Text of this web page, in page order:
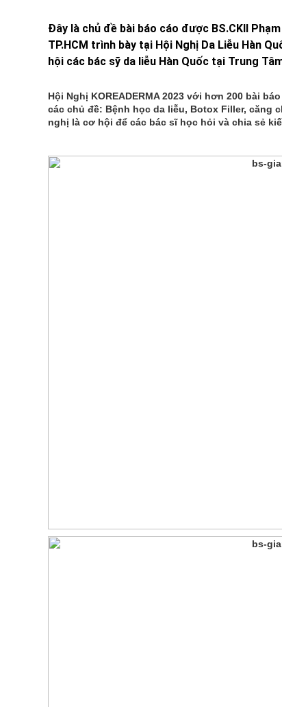
Đây là chủ đề bài báo cáo được BS.CKII
TP.HCM trình bày tại Hội Nghị Da Liễu Hàn
hội các bác sỹ da liễu Hàn Quốc tại Trung
Hội Nghị KOREADERMA 2023 với hơn 200 bài
các chủ đề: Bệnh học da liễu, Botox Filler, căng
nghị là cơ hội để các bác sĩ học hỏi và chia sẻ